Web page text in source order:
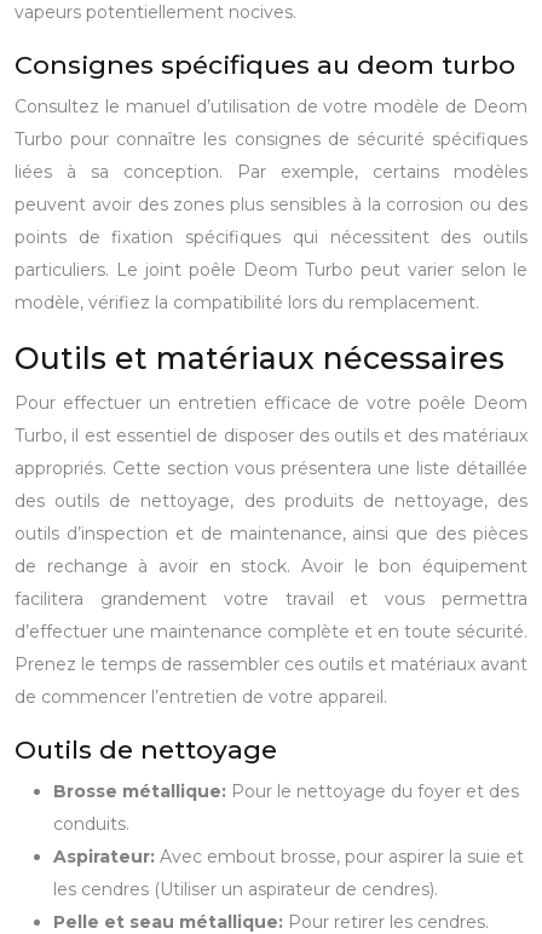
vapeurs potentiellement nocives.
Consignes spécifiques au deom turbo
Consultez le manuel d’utilisation de votre modèle de Deom
Turbo pour connaître les consignes de sécurité spécifiques
liées à sa conception. Par exemple, certains modèles
peuvent avoir des zones plus sensibles à la corrosion ou des
points de fixation spécifiques qui nécessitent des outils
particuliers. Le joint poêle Deom Turbo peut varier selon le
modèle, vérifiez la compatibilité lors du remplacement.
Outils et matériaux nécessaires
Pour effectuer un entretien efficace de votre poêle Deom
Turbo, il est essentiel de disposer des outils et des matériaux
appropriés. Cette section vous présentera une liste détaillée
des outils de nettoyage, des produits de nettoyage, des
outils d’inspection et de maintenance, ainsi que des pièces
de rechange à avoir en stock. Avoir le bon équipement
facilitera grandement votre travail et vous permettra
d’effectuer une maintenance complète et en toute sécurité.
Prenez le temps de rassembler ces outils et matériaux avant
de commencer l’entretien de votre appareil.
Outils de nettoyage
Brosse métallique: Pour le nettoyage du foyer et des
conduits.
Aspirateur: Avec embout brosse, pour aspirer la suie et
les cendres (Utiliser un aspirateur de cendres).
Pelle et seau métallique: Pour retirer les cendres.